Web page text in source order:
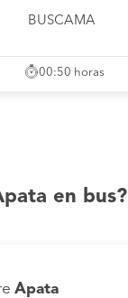
BUSCAMA
00:50 horas
en bus?
Apata